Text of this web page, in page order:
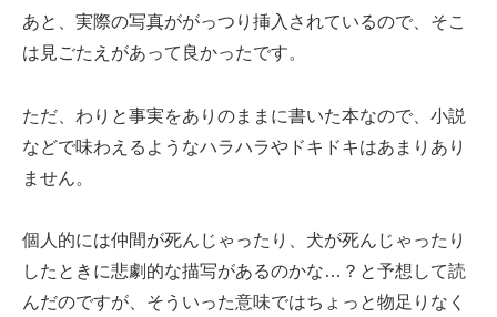
あと、実際の写真ががっつり挿入されているので、そこ
は見ごたえがあって良かったです。
ただ、わりと事実をありのままに書いた本なので、小説
などで味わえるようなハラハラやドキドキはあまりあり
ません。
個人的には仲間が死んじゃったり、犬が死んじゃったり
したときに悲劇的な描写があるのかな…？と予想して読
んだのですが、そういった意味ではちょっと物足りなく